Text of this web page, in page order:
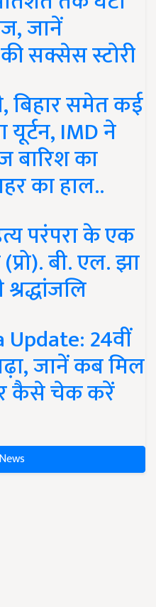
जानें
सक्सेस स्टोरी
बिहार समेत कई
यूर्टन, IMD ने
बारिश का
का हाल..
परंपरा के एक
बी. एल. झा
Update: 24वीं
जानें कब मिल
कैसे चेक करें